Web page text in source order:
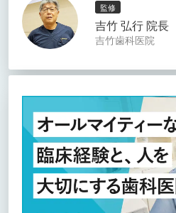
監修
吉竹 弘行 院長
吉竹歯科医院